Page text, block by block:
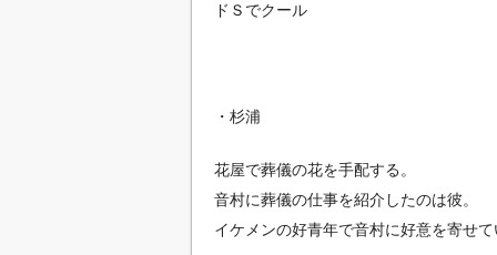
ドＳでクール
・杉浦
花屋で葬儀の花を手配する。
音村に葬儀の仕事を紹介したのは彼。
イケメンの好青年で音村に好意を寄せ